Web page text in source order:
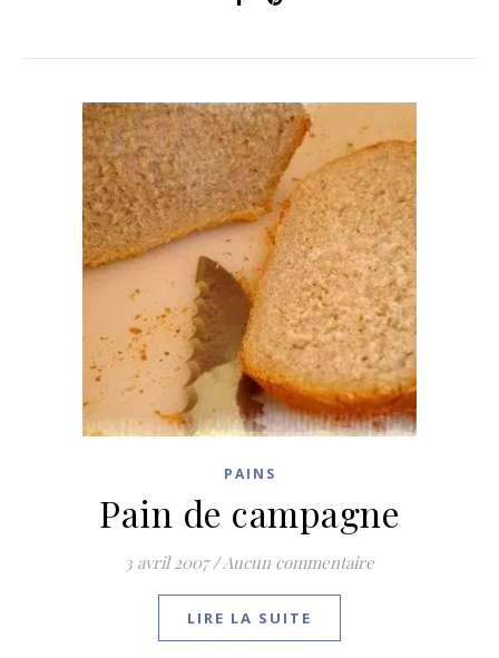
PAINS
Pain de campagne
3 avril 2007 /Aucun commentaire
LIRE LA SUITE